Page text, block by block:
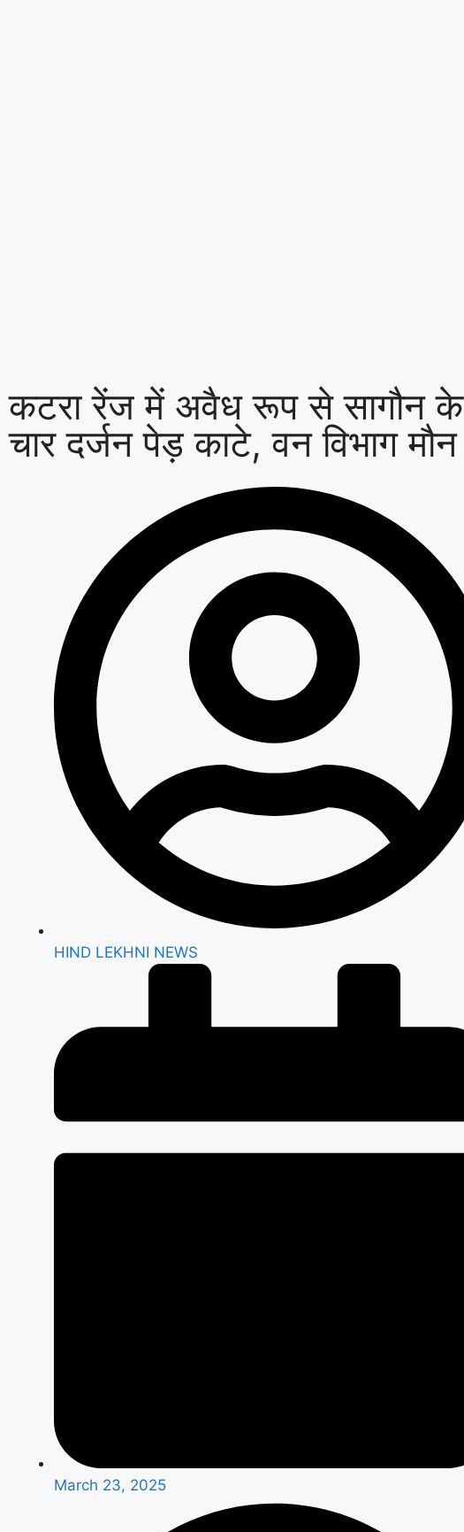
कटरा रेंज में अवैध रूप से सागौन के
चार दर्जन पेड़ काटे, वन विभाग मौन
HIND LEKHNI NEWS
March 23, 2025